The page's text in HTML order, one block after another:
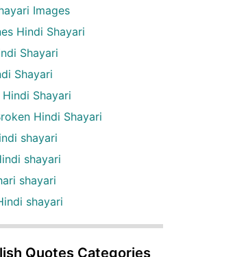
Images
Hindi Shayari
Shayari
Shayari
Shayari
Hindi Shayari
shayari
shayari
shayari
shayari
Quotes Categories